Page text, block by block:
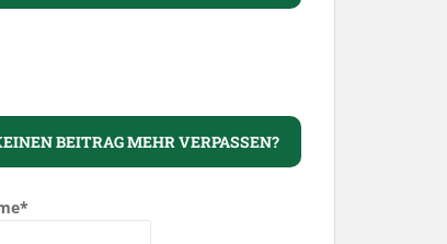
BEITRAG MEHR VERPASSEN?